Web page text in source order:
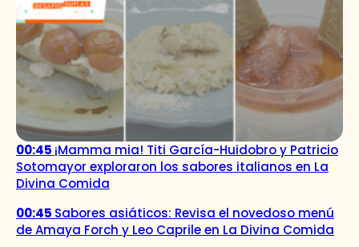
00:45 ¡Mamma mia! Titi García-Huidobro y Patricio
Sotomayor exploraron los sabores italianos en La
Divina Comida
00:45 Sabores asiáticos: Revisa el novedoso menú
de Amaya Forch y Leo Caprile en La Divina Comida